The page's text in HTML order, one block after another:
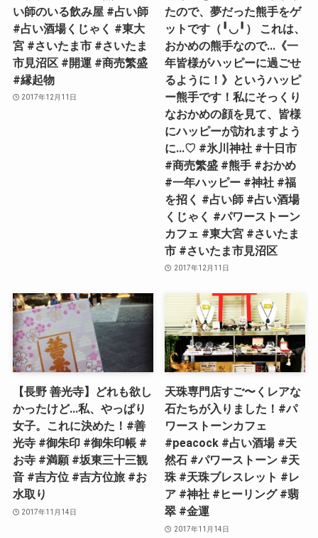
い師のいる飲み屋 #占い師
#占い酒場くじゃく #東大
宮 #さいたま市 #さいたま
市見沼区 #開運 #商売繁盛
#縁起物
2017年12月11日
たので、夢だった熊手をゲ
ットです（╹◡╹） これは、
おかめの熊手なので…《一
年皆様がハッピーに過ごせ
るように！》というハッピ
ー熊手です！私にそっくり
なおかめの顔を見て、皆様
にハッピーが訪れますよう
に…♡ #氷川神社 #十日市
#商売繁盛 #熊手 #おかめ
#一年ハッピー #神社 #福
を招く #占い師 #占い酒場
くじゃく #パワーストーン
カフェ #東大宮 #さいたま
市 #さいたま市見沼区
2017年12月11日
【長野 善光寺】どれも欲し
かったけど…私、やっぱり
女子。これに決めた！#善
光寺 #御朱印 #御朱印帳 #
お寺 #満願 #坂東三十三観
音 #吉方位 #吉方位旅 #お
水取り
2017年11月14日
天珠専門店すご〜くレアな
石たちが入りました！#パ
ワーストーンカフェ
#peacock #占い酒場 #天
然石 #パワーストーン #天
珠 #天珠ブレスレット #レ
ア #神社 #ヒーリング #翡
翠 #金運
2017年11月14日